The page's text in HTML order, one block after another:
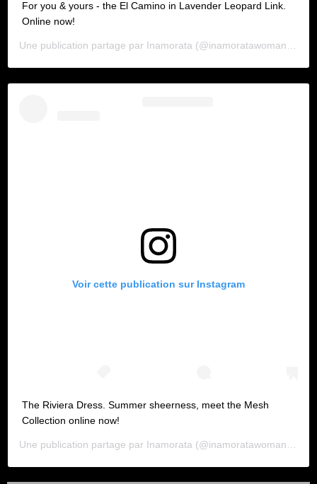
For you & yours - the El Camino in Lavender Leopard Link.
Online now!
Une publication partage par Inamorata (@inamoratawoman) le
Voir cette publication sur Instagram
The Riviera Dress. Summer sheerness, meet the Mesh
Collection online now!
Une publication partage par Inamorata (@inamoratawoman) le